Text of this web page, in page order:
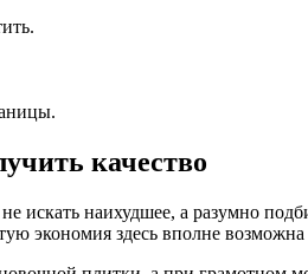
качество
искать наихудшее, а разумно
экономия здесь вполне возможна